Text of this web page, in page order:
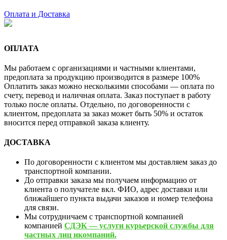
Оплата и Доставка
ОПЛАТА
Мы работаем с организациями и частными клиентами,
предоплата за продукцию производится в размере 100%
Оплатить заказ можно несколькими способами — оплата по
счету, перевод и наличная оплата. Заказ поступает в работу
только после оплаты. Отдельно, по договоренности с
клиентом, предоплата за заказ может быть 50% и остаток
вносится перед отправкой заказа клиенту.
ДОСТАВКА
По договоренности с клиентом мы доставляем заказ до
транспортной компании.
До отправки заказа мы получаем информацию от
клиента о получателе вкл. ФИО, адрес доставки или
ближайшего пункта выдачи заказов и номер телефона
для связи.
Мы сотрудничаем с транспортной компанией
компанией СДЭК — услуги курьерской службы для
частных лиц икомпаний.